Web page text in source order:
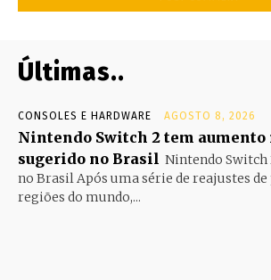
Últimas..
CONSOLES E HARDWARE AGOSTO 8, 2026
Nintendo Switch 2 tem aumento
sugerido no Brasil Nintendo Switch
no Brasil Após uma série de reajustes
regiões do mundo,...